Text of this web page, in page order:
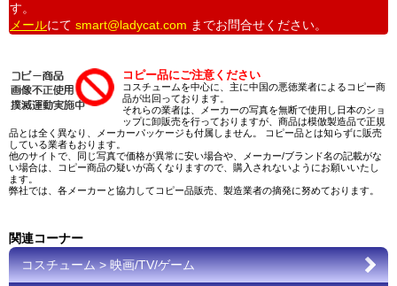
す。
メールにて smart@ladycat.com までお問合せください。
コピー品にご注意ください
コスチュームを中心に、主に中国の悪徳業者によるコピー商
品が出回っております。
それらの業者は、メーカーの写真を無断で使用し日本のショ
ップに卸販売を行っておりますが、商品は模倣製造品で正規
品とは全く異なり、メーカーパッケージも付属しません。 コピー品とは知らずに販売
している業者もおります。
他のサイトで、同じ写真で価格が異常に安い場合や、メーカー/ブランド名の記載がな
い場合は、コピー商品の疑いが高くなりますので、購入されないようにお願いいたし
ます。
弊社では、各メーカーと協力してコピー品販売、製造業者の摘発に努めております。
関連コーナー
コスチューム > 映画/TV/ゲーム